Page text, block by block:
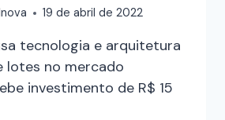
19 de abril de 2022
tecnologia e arquitetura
lotes no mercado
investimento de R$ 15